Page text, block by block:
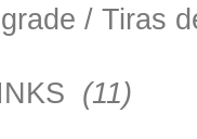
/ Tiras
(11)